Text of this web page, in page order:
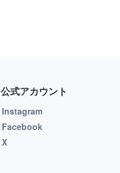
公式アカウント
Instagram
Facebook
X